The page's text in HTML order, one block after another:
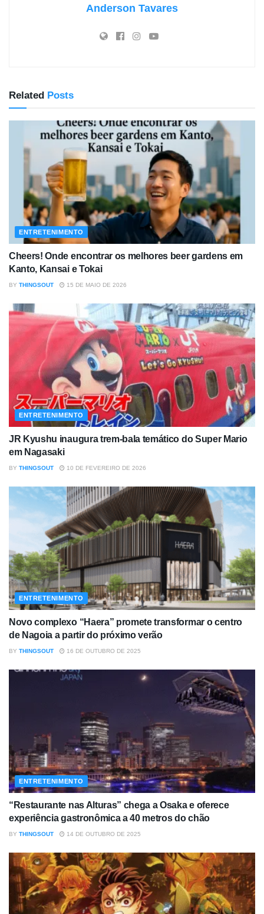
Anderson Tavares
Related Posts
ENTRETENIMENTO
Cheers! Onde encontrar os melhores beer gardens em
Kanto, Kansai e Tokai
BY THINGSOUT 15 DE MAIO DE 2026
ENTRETENIMENTO
JR Kyushu inaugura trem-bala temático do Super Mario
em Nagasaki
BY THINGSOUT 10 DE FEVEREIRO DE 2026
ENTRETENIMENTO
Novo complexo “Haera” promete transformar o centro
de Nagoia a partir do próximo verão
BY THINGSOUT 16 DE OUTUBRO DE 2025
ENTRETENIMENTO
“Restaurante nas Alturas” chega a Osaka e oferece
experiência gastronômica a 40 metros do chão
BY THINGSOUT 14 DE OUTUBRO DE 2025